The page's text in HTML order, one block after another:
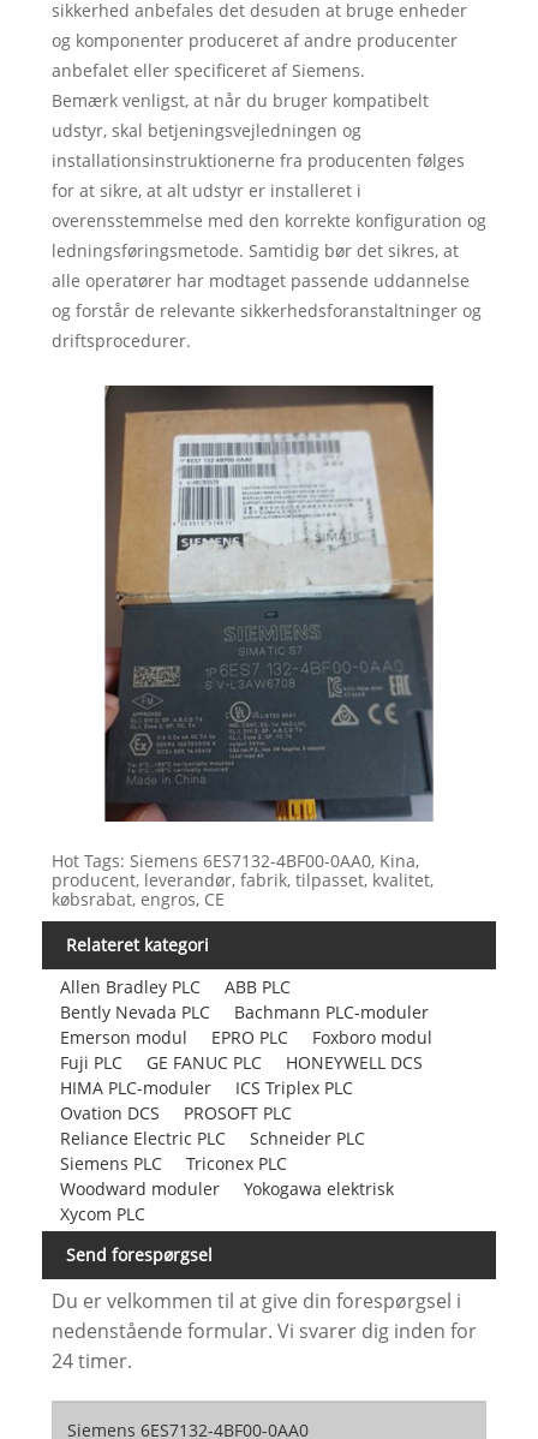
sikkerhed anbefales det desuden at bruge enheder
og komponenter produceret af andre producenter
anbefalet eller specificeret af Siemens.
Bemærk venligst, at når du bruger kompatibelt
udstyr, skal betjeningsvejledningen og
installationsinstruktionerne fra producenten følges
for at sikre, at alt udstyr er installeret i
overensstemmelse med den korrekte konfiguration og
ledningsføringsmetode. Samtidig bør det sikres, at
alle operatører har modtaget passende uddannelse
og forstår de relevante sikkerhedsforanstaltninger og
driftsprocedurer.
Hot Tags: Siemens 6ES7132-4BF00-0AA0, Kina,
producent, leverandør, fabrik, tilpasset, kvalitet,
købsrabat, engros, CE
Relateret kategori
Allen Bradley PLC
ABB PLC
Bently Nevada PLC
Bachmann PLC-moduler
Emerson modul
EPRO PLC
Foxboro modul
Fuji PLC
GE FANUC PLC
HONEYWELL DCS
HIMA PLC-moduler
ICS Triplex PLC
Ovation DCS
PROSOFT PLC
Reliance Electric PLC
Schneider PLC
Siemens PLC
Triconex PLC
Woodward moduler
Yokogawa elektrisk
Xycom PLC
Send forespørgsel
Du er velkommen til at give din forespørgsel i
nedenstående formular. Vi svarer dig inden for
24 timer.